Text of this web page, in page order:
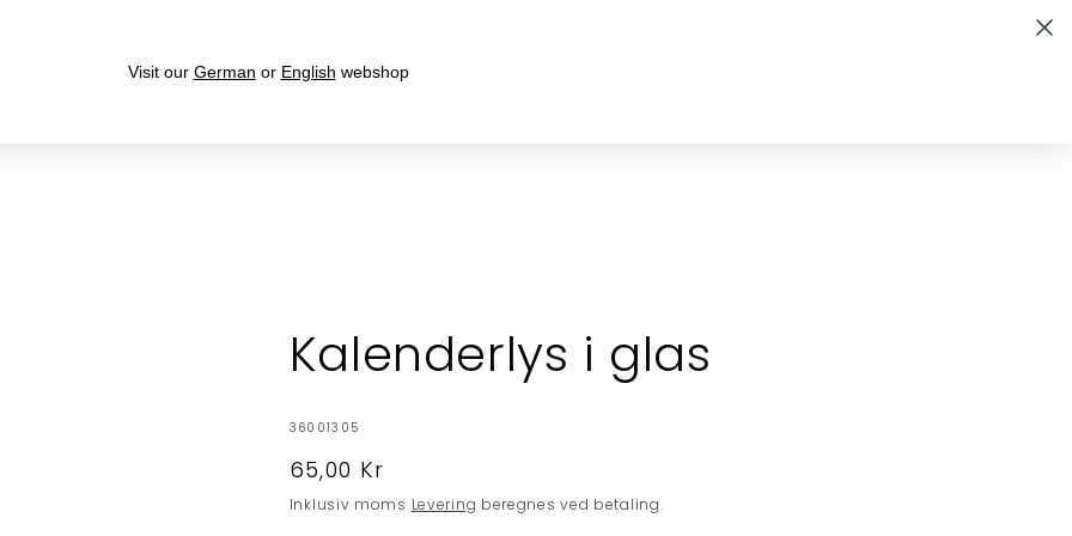
Kalenderlys i glas
SKU:
36001305
Normalpris
65,00 Kr
Inklusiv moms Levering beregnes ved betaling.
Visit our German or English webshop